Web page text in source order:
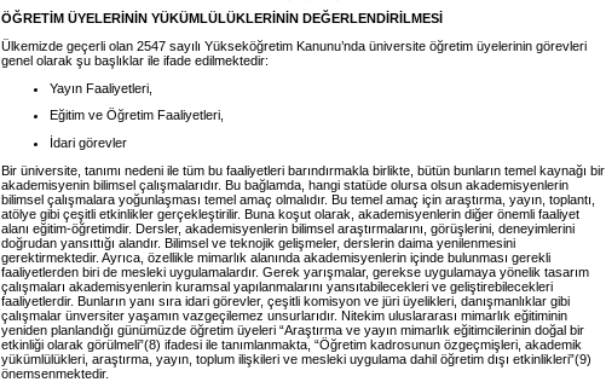
ÖĞRETİM ÜYELERİNİN YÜKÜMLÜLÜKLERİNİN DEĞERLENDİRİLMESİ
Ülkemizde geçerli olan 2547 sayılı Yükseköğretim Kanunu’nda üniversite öğretim üyelerinin görevleri
genel olarak şu başlıklar ile ifade edilmektedir:
Yayın Faaliyetleri,
Eğitim ve Öğretim Faaliyetleri,
İdari görevler
Bir üniversite, tanımı nedeni ile tüm bu faaliyetleri barındırmakla birlikte, bütün bunların temel kaynağı bir
akademisyenin bilimsel çalışmalarıdır. Bu bağlamda, hangi statüde olursa olsun akademisyenlerin
bilimsel çalışmalara yoğunlaşması temel amaç olmalıdır. Bu temel amaç için araştırma, yayın, toplantı,
atölye gibi çeşitli etkinlikler gerçekleştirilir. Buna koşut olarak, akademisyenlerin diğer önemli faaliyet
alanı eğitim-öğretimdir. Dersler, akademisyenlerin bilimsel araştırmalarını, görüşlerini, deneyimlerini
doğrudan yansıttığı alandır. Bilimsel ve teknojik gelişmeler, derslerin daima yenilenmesini
gerektirmektedir. Ayrıca, özellikle mimarlık alanında akademisyenlerin içinde bulunması gerekli
faaliyetlerden biri de mesleki uygulamalardır. Gerek yarışmalar, gerekse uygulamaya yönelik tasarım
çalışmaları akademisyenlerin kuramsal yapılanmalarını yansıtabilecekleri ve geliştirebilecekleri
faaliyetlerdir. Bunların yanı sıra idari görevler, çeşitli komisyon ve jüri üyelikleri, danışmanlıklar gibi
çalışmalar ünversiter yaşamın vazgeçilemez unsurlarıdır. Nitekim uluslararası mimarlık eğitiminin
yeniden planlandığı günümüzde öğretim üyeleri “Araştırma ve yayın mimarlık eğitimcilerinin doğal bir
etkinliği olarak görülmeli”(8) ifadesi ile tanımlanmakta, “Öğretim kadrosunun özgeçmişleri, akademik
yükümlülükleri, araştırma, yayın, toplum ilişkileri ve mesleki uygulama dahil öğretim dışı etkinlikleri”(9)
önemsenmektedir.